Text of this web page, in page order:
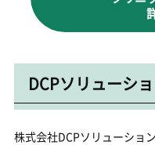
DCPソリューシ
株式会社DCPソリューショ